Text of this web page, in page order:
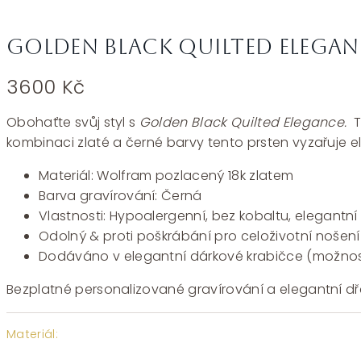
Golden Black Quilted
3600 Kč
Obohaťte svůj styl s Golden Black Quilted Elegance.
kombinaci zlaté a černé barvy tento prsten vyzařuje
Materiál: Wolfram pozlacený 18k zlatem
Barva gravírování: Černá
Vlastnosti: Hypoalergenní, bez kobaltu,
Odolný & proti poškrábání pro celoživotní nošení
Dodáváno v elegantní dárkové krabičce
Bezplatné personalizované gravírování a elegantní
Materiál: